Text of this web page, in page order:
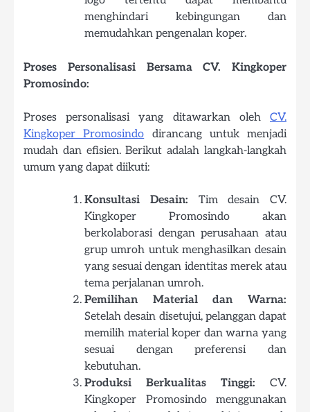
menghindari kebingungan dan
memudahkan pengenalan koper.
Proses Personalisasi Bersama CV. Kingkoper
Promosindo:
Proses personalisasi yang ditawarkan oleh CV.
Kingkoper Promosindo dirancang untuk menjadi
mudah dan efisien. Berikut adalah langkah-langkah
umum yang dapat diikuti:
Konsultasi Desain: Tim desain CV.
Kingkoper Promosindo akan
berkolaborasi dengan perusahaan atau
grup umroh untuk menghasilkan desain
yang sesuai dengan identitas merek atau
tema perjalanan umroh.
Pemilihan Material dan Warna:
Setelah desain disetujui, pelanggan dapat
memilih material koper dan warna yang
sesuai dengan preferensi dan
kebutuhan.
Produksi Berkualitas Tinggi: CV.
Kingkoper Promosindo menggunakan